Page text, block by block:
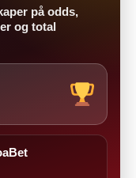
på odds,
og total